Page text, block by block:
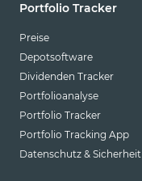
Portfolio Tracker
Preise
Depotsoftware
Dividenden Tracker
Portfolioanalyse
Portfolio Tracker
Portfolio Tracking App
Datenschutz & Sicherheit